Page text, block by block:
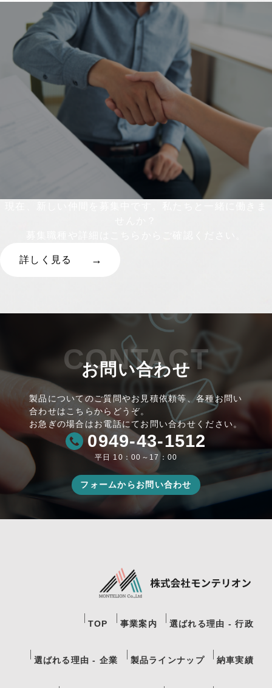
詳しく見る
CONTACT
お問い合わせ
製品についてのご質問やお見積依頼等、各種お問い
合わせはこちらからどうぞ。
お急ぎの場合はお電話にてお問い合わせください。
0949-43-1512
平日 10：00～17：00
フォームからお問い合わせ
TOP 事業案内 選ばれる理由 - 行政
選ばれる理由 - 企業 製品ラインナップ 納車実績